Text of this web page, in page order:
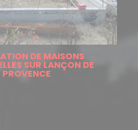
DE MAISONS
SUR LANÇON DE
PROVENCE